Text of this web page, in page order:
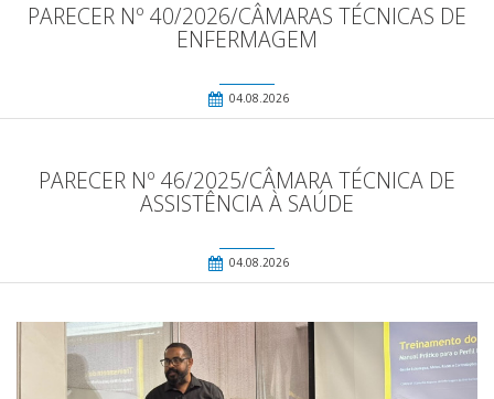
PARECER Nº 40/2026/CÂMARAS TÉCNICAS DE
ENFERMAGEM
04.08.2026
PARECER Nº 46/2025/CÂMARA TÉCNICA DE
ASSISTÊNCIA À SAÚDE
04.08.2026